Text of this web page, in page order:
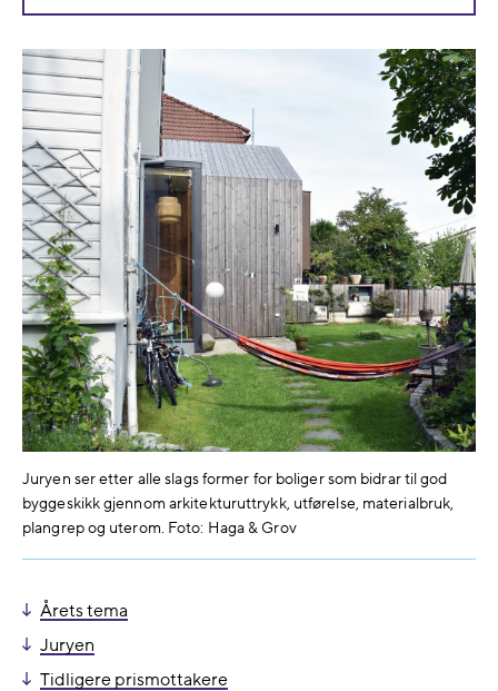
Juryen ser etter alle slags former for boliger som bidrar til god
byggeskikk gjennom arkitekturuttrykk, utførelse, materialbruk,
plangrep og uterom. Foto: Haga & Grov
Årets tema
Juryen
Tidligere prismottakere